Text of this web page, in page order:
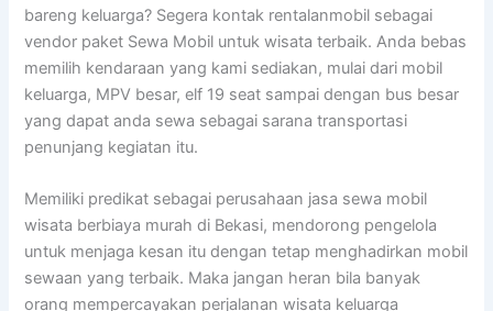
bareng keluarga? Segera kontak rentalanmobil sebagai
vendor paket Sewa Mobil untuk wisata terbaik. Anda bebas
memilih kendaraan yang kami sediakan, mulai dari mobil
keluarga, MPV besar, elf 19 seat sampai dengan bus besar
yang dapat anda sewa sebagai sarana transportasi
penunjang kegiatan itu.
Memiliki predikat sebagai perusahaan jasa sewa mobil
wisata berbiaya murah di Bekasi, mendorong pengelola
untuk menjaga kesan itu dengan tetap menghadirkan mobil
sewaan yang terbaik. Maka jangan heran bila banyak
orang mempercayakan perjalanan wisata keluarga